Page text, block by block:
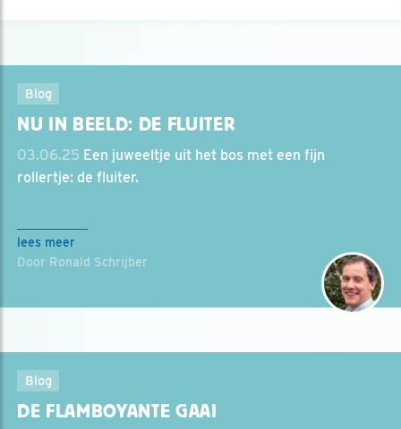
Blog
NU IN BEELD: DE FLUITER
03.06.25 Een juweeltje uit het bos met een fijn
rollertje: de fluiter.
lees meer
Door Ronald Schrijber
Blog
DE FLAMBOYANTE GAAI